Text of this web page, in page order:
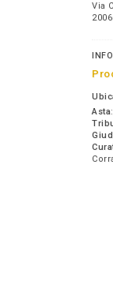
Via
Asta